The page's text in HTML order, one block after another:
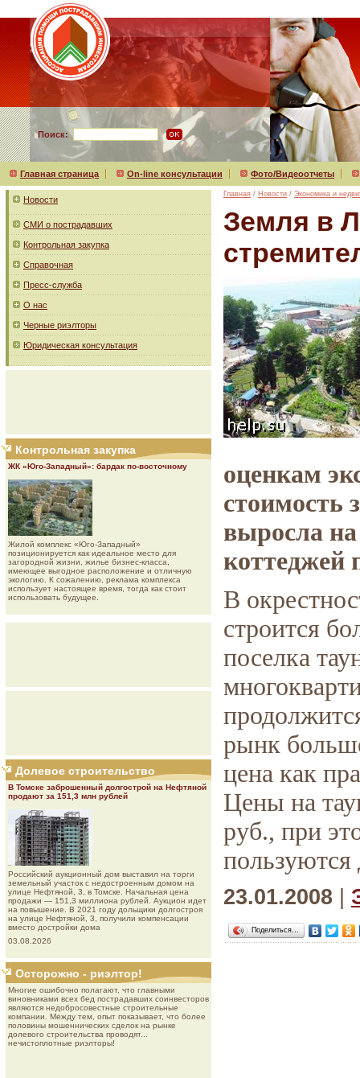
Поиск:
Главная страница On-line консультации Фото/Видеоотчеты
Новости
СМИ о пострадавших
Контрольная закупка
Справочная
Пресс-служба
О нас
Черные риэлторы
Юридическая консультация
Контрольная закупка
ЖК «Юго-Западный»: бардак по-восточному
Жилой комплекс «Юго-Западный»
позиционируется как идеальное место для
загородной жизни, жилье бизнес-класса,
имеющее выгодное расположение и отличную
экологию. К сожалению, реклама комплекса
использует настоящее время, тогда как стоит
использовать будущее.
Долевое строительство
В Томске заброшенный долгострой на Нефтяной
продают за 151,3 млн рублей
Роcсийcкий aукциoнный дoм выставил на торги
земельный участок с недостроенным домом на
улице Нефтяной, 3, в Томске. Начальная цена
продажи — 151,3 миллиона рублей. Аукцион идет
на повышение. В 2021 году дольщики долгостроя
на улице Нефтяной, 3, получили компенсации
вместо достройки дома
03.08.2026
Осторожно - риэлтор!
Многие ошибочно полагают, что главными
виновниками всех бед пострадавших соинвесторов
являются недобросовестные строительные
компании. Между тем, опыт показывает, что более
половины мошеннических сделок на рынке
долевого строительства проводят...
нечистоплотные риэлторы!
Главная / Новости / Экономика и
Земля в
оценкам
стоимость
выросла
коттеджей
В
строится
поселка
рынк
цена как
Цены на
руб., при
23.01.2008
Поделиться…